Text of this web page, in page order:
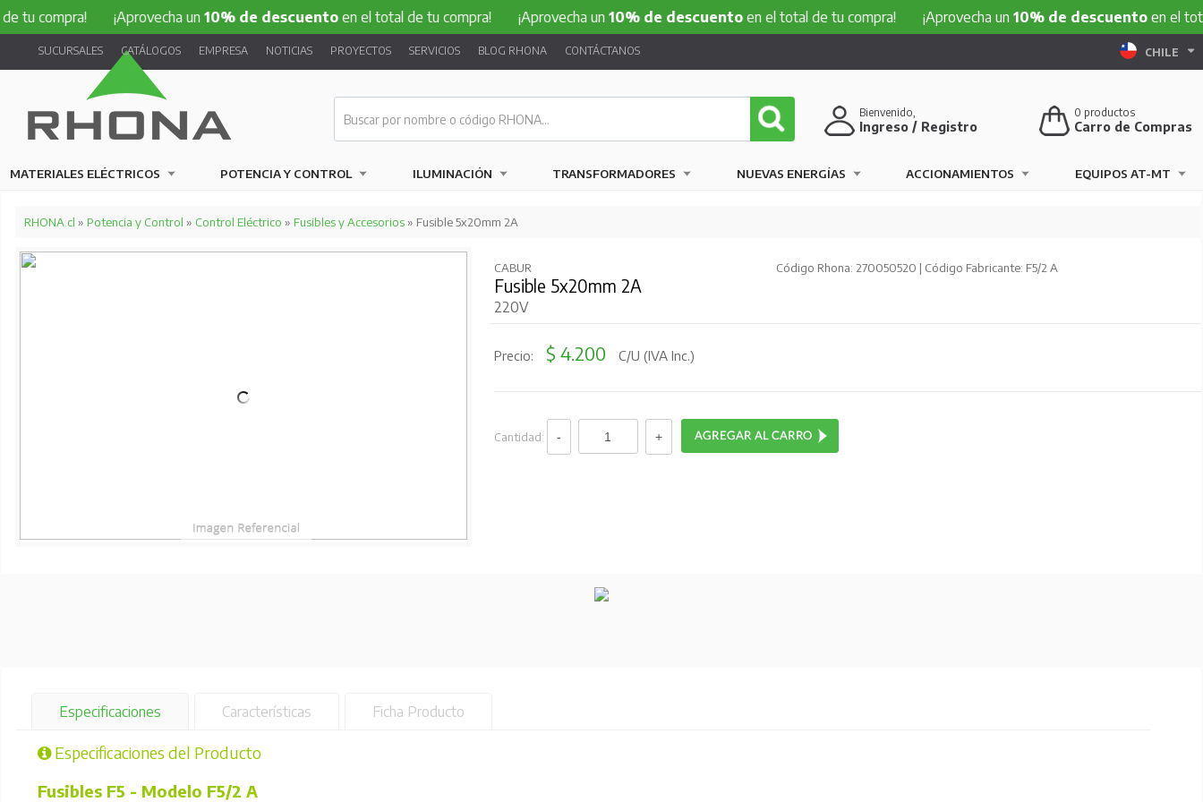
¡Aprovecha un10% de descuentoen el total de tu compra! ¡Aprovecha un10% de descuentoen el total de tu compra! ¡Aprovecha un10% de descuentoen el total de tu
SUCURSALES CATÁLOGOS EMPRESA NOTICIAS PROYECTOS SERVICIOS BLOG RHONA CONTÁCTANOS CHILE
0 productos
Carro de Compras
Bienvenido,
Ingreso / Registro
MATERIALES ELÉCTRICOS POTENCIA Y CONTROL ILUMINACIÓN TRANSFORMADORES NUEVAS ENERGÍAS ACCIONAMIENTOS EQUIPOS AT-MT
RHONA.cl » Potencia y Control » Control Eléctrico » Fusibles y Accesorios» Fusible 5x20mm 2A
CABUR Código Rhona: 270050520 | Código Fabricante: F5/2 A
Fusible 5x20mm 2A
220V
Precio: $ 4.200 C/U (IVA Inc.)
Cantidad:
Especificaciones Características Ficha Producto
Especificaciones del Producto
Fusibles F5 - Modelo F5/2 A